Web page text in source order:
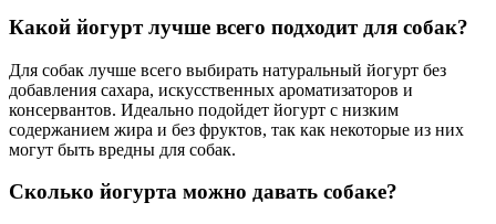
Какой йогурт лучше всего подходит для собак?
Для собак лучше всего выбирать натуральный йогурт без
добавления сахара, искусственных ароматизаторов и
консервантов. Идеально подойдет йогурт с низким
содержанием жира и без фруктов, так как некоторые из них
могут быть вредны для собак.
Сколько йогурта можно давать собаке?